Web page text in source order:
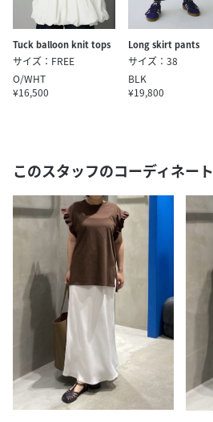
Tuck balloon knit tops
サイズ：FREE
O/WHT
¥16,500
Long skirt pants
サイズ：38
BLK
¥19,800
このスタッフのコーディネート